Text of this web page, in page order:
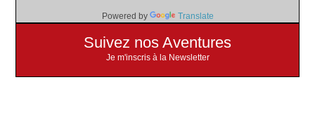
Powered by Translate
Suivez nos Aventures
Je m'inscris à la Newsletter